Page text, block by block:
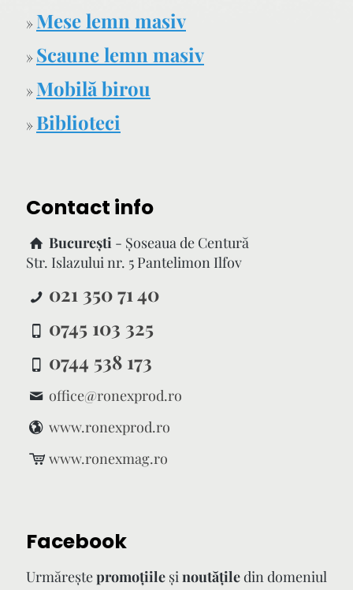
» Mese lemn masiv
» Scaune lemn masiv
» Mobilă birou
» Biblioteci
Contact info
București - Şoseaua de Centură
Str. Islazului nr. 5 Pantelimon Ilfov
021 350 71 40
0745 103 325
0744 538 173
office@ronexprod.ro
www.ronexprod.ro
www.ronexmag.ro
Facebook
Urmăreştepromoţiile şinoutăţiledin domeniul